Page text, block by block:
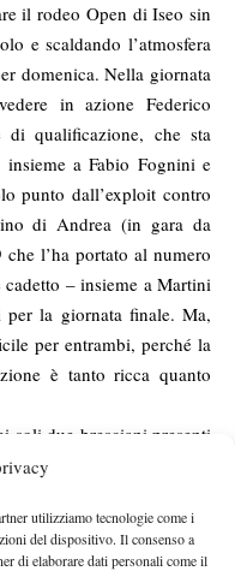
utilizziamo tecnologie come i
del dispositivo. Il consenso a
di elaborare dati personali come il
il rodeo Open di Iseo sin
e scaldando l’atmosfera
domenica. Nella giornata
in azione Federico
qualificazione, che sta
insieme a Fabio Fognini e
punto dall’exploit contro
di Andrea (in gara da
l’ha portato al numero
– insieme a Martini
la giornata finale. Ma,
per entrambi, perché la
è tanto ricca quanto
soli due bresciani presenti
alle 11.30, contro il
Vincent Ruggeri,
del ranking mondiale